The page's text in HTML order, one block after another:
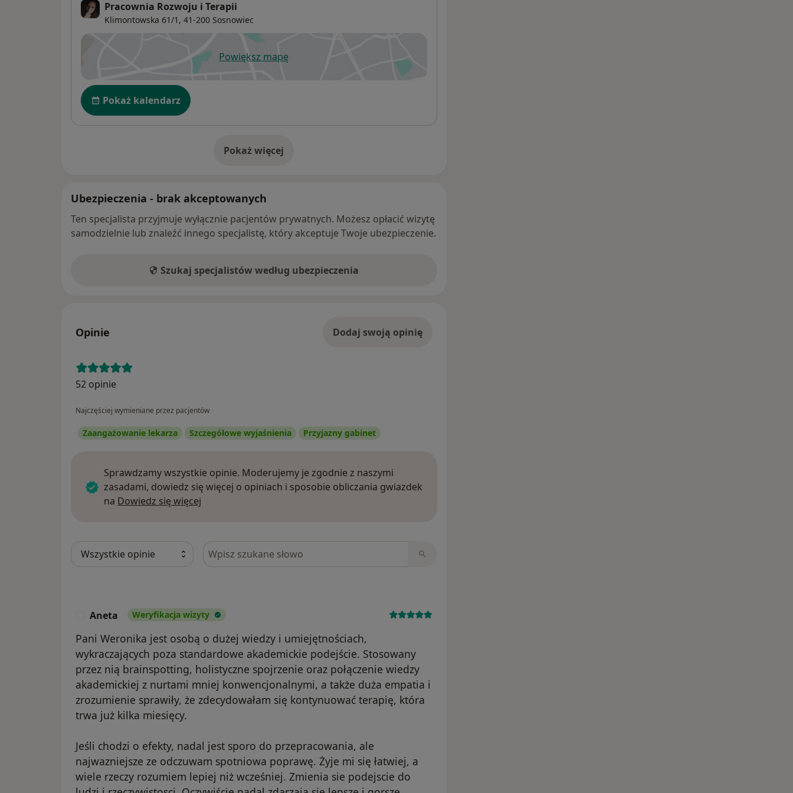
Pracownia Rozwoju i Terapii
Klimontowska 61/1, 41-200 Sosnowiec
Powiększ mapęotwiera się w nowej karcie
Dostępność
Pokaż kalendarz
Pokaż więcej
o adresie
Ubezpieczenia - brak akceptowanych
Ten specjalista przyjmuje wyłącznie pacjentów prywatnych. Możesz opłacić wizytę
samodzielnie lub znaleźć innego specjalistę, który akceptuje Twoje ubezpieczenie.
Szukaj specjalistów według ubezpieczenia
Opinie Dodaj swoją opinię
52 opinie
Najczęściej wymieniane przez pacjentów
Zaangażowanie lekarza Szczegółowe wyjaśnienia Przyjazny gabinet
Sprawdzamy wszystkie opinie. Moderujemy je zgodnie z naszymi
zasadami, dowiedz się więcej o opiniach i sposobie obliczania gwiazdek
na Dowiedz się więcej
Szukaj w opiniach
Aneta Weryfikacja wizyty
Pani Weronika jest osobą o dużej wiedzy i umiejętnościach,
wykraczających poza standardowe akademickie podejście. Stosowany
przez nią brainspotting, holistyczne spojrzenie oraz połączenie wiedzy
akademickiej z nurtami mniej konwencjonalnymi, a także duża empatia i
zrozumienie sprawiły, że zdecydowałam się kontynuować terapię, która
trwa już kilka miesięcy.
Jeśli chodzi o efekty, nadal jest sporo do przepracowania, ale
najwazniejsze ze odczuwam spotniowa poprawę. Żyje mi się łatwiej, a
wiele rzeczy rozumiem lepiej niż wcześniej. Zmienia sie podejscie do